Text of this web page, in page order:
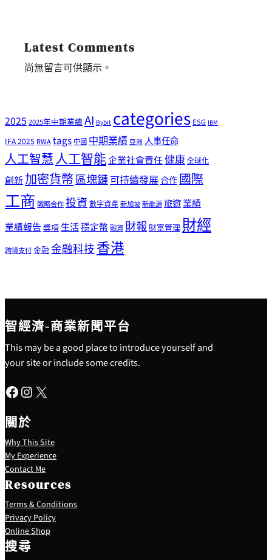
Latest Comments
尚無留言可供顯示。
20252025年中期業績AI Bybitcategories ESG IBM
IFA 2025 RWAtags 中國 中期業績 亞洲 人事任命
人工智慧人工智能企業社會責任健康全球化
創新加密貨幣區塊鏈可持續發展合作國際
工商戰略合作投資數字資產新加坡新能源旅遊業績
業績報告獎項生活穩定幣融資財報 財富管理財經
跨境支付金融 金融科技香港
智經濟-商業新聞平台
This may be a good place to introduce yourself and
your site or include some credits.
Facebook Instagram X
關於
Why This Site
My Experience
Contact Me
Resources
Terms & Conditions
Privacy Policy
Online Shop
搜尋
S
e
a